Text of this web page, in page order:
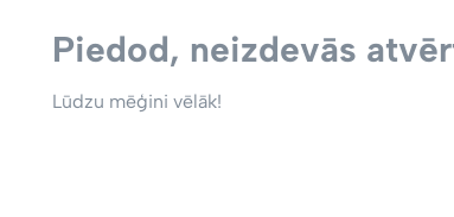
Piedod, neizdevās
Lūdzu mēģini vēlāk!